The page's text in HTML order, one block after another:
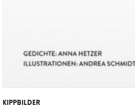
KIPPBILDER